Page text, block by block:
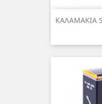
ΚΑΛΑΜΑΚΙΑ